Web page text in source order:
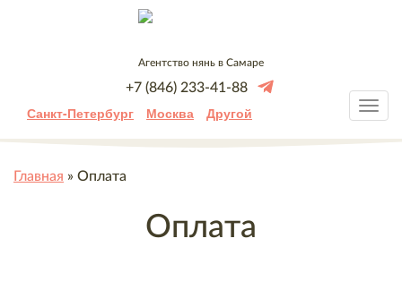
Агентство нянь в Самаре
+7 (846) 233-41-88
Санкт-Петербург Москва Другой
Главная » Оплата
Оплата